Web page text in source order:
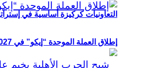
التعاونيات كركيزة أساسية في
إطلاق العملة الموحدة “إيكو” في 2027.. “إيكواس” تمضي قدمًا دون انتظار